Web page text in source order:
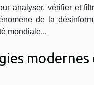
analyser, vérifier et
de la
mondiale...